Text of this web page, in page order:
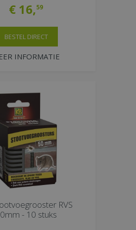
€ 16,59
INFORMATIE
BESTEL DIRECT
RVS
- 10 stuks